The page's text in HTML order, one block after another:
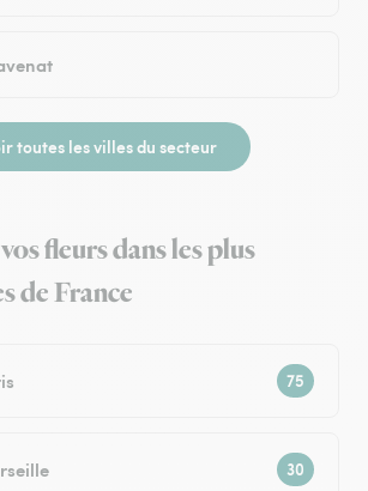
toutes les villes du secteur
fleurs dans les plus
de France